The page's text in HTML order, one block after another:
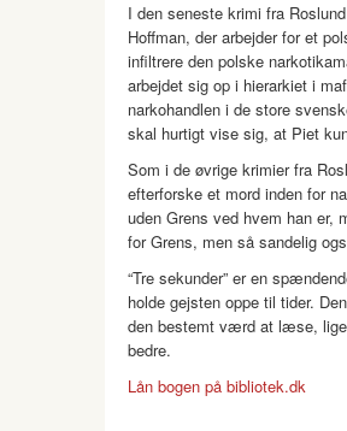
I den seneste krimi fra
Hoffman, der arbejder for et
infiltrere den polske
arbejdet sig op i hierarkiet i
narkohandlen i de store
skal hurtigt vise sig, at Piet
Som i de øvrige krimier fra
efterforske et mord inden for
uden Grens ved hvem han er,
for Grens, men så sandelig
“Tre sekunder” er en
holde gejsten oppe til tider.
den bestemt værd at læse, lige
bedre.
Lån bogen på bibliotek.dk